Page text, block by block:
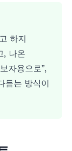
하지
, 나온
자용으로”,
듬는 방식이